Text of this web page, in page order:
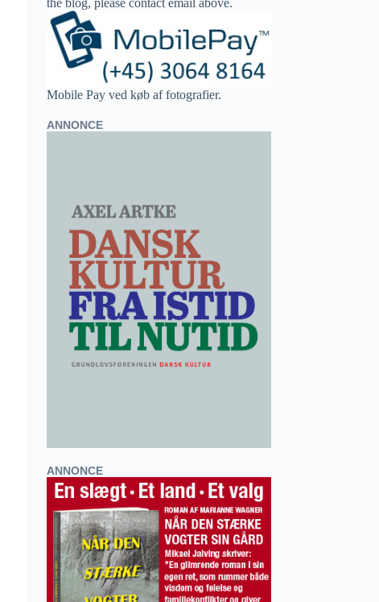
the blog, please contact email above.
Mobile Pay ved køb af fotografier.
ANNONCE
ANNONCE